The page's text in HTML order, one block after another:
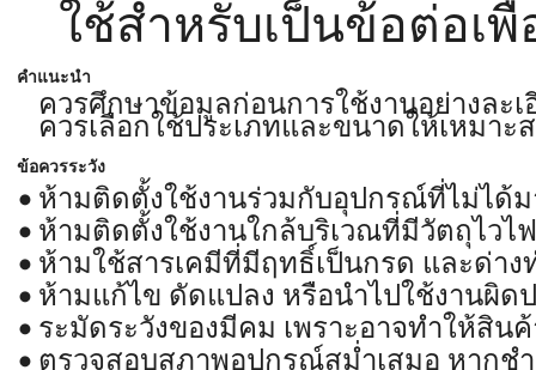
ใช้สำหรับเป็นข้อต่อเ
คำแนะนำ
ควรศึกษาข้อมูลก่อนการใช้งานอย่างละเ
ควรเลือกใช้ประเภทและขนาดให้เหมาะ
ข้อควรระวัง
ห้ามติดตั้งใช้งานร่วมกับอุปกรณ์ที่ไม่ได้ม
ห้ามติดตั้งใช้งานใกล้บริเวณที่มีวัตถุไวไฟ
ห้ามใช้สารเคมีที่มีฤทธิ์เป็นกรด และด่าง
ห้ามแก้ไข ดัดแปลง หรือนำไปใช้งานผิด
ระมัดระวังของมีคม เพราะอาจทำให้สินค้
ตรวจสอบสภาพอุปกรณ์สม่ำเสมอ หากช